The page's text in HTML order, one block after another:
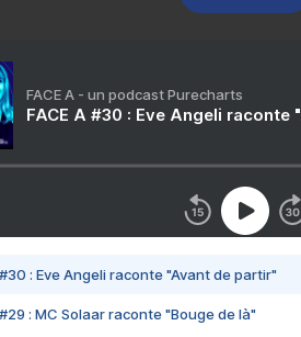
FACE A - un podcast Purecharts
FACE A #30 : Eve Angeli raconte
#30 : Eve Angeli raconte "Avant de partir"
#29 : MC Solaar raconte "Bouge de là"